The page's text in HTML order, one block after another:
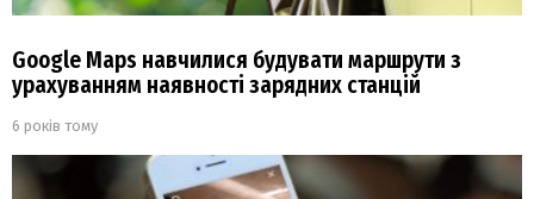
Google Maps навчилися будувати маршрути з
урахуванням наявності зарядних станцій
6 років тому